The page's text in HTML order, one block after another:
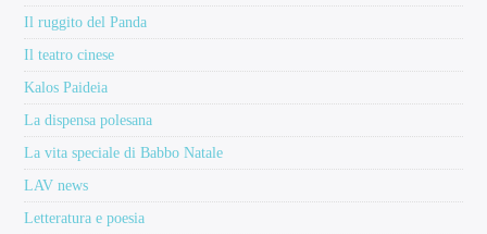
Il ruggito del Panda
Il teatro cinese
Kalos Paideia
La dispensa polesana
La vita speciale di Babbo Natale
LAV news
Letteratura e poesia